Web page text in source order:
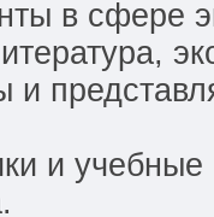
в сфере
и
и